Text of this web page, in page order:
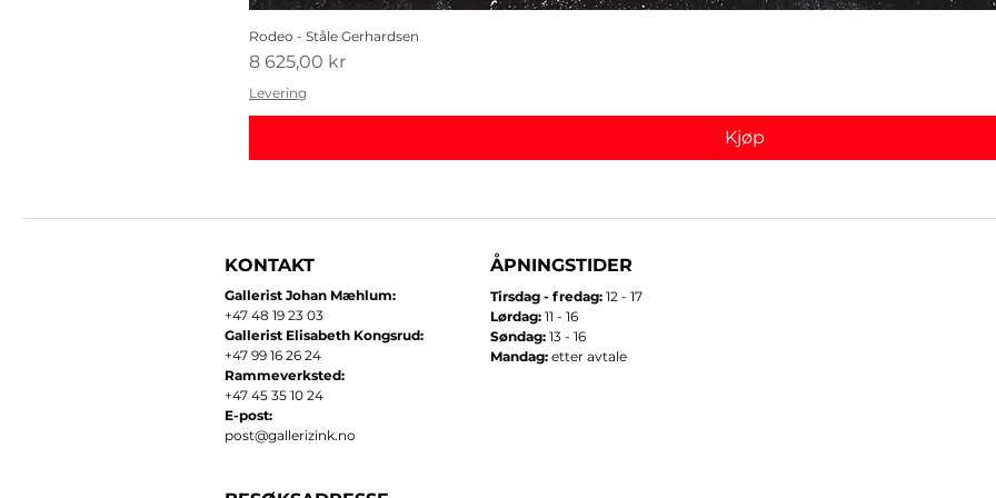
Rodeo - Ståle Gerhardsen
Pris
8 625,00 kr
Levering
Kjøp
KONTAKT
Gallerist Johan Mæhlum:
+47 48 19 23 03
Gallerist Elisabeth Kongsrud:
+47 99 16 26 24
Rammeverksted:
+47 45 35 10 24
E-post:
post@gallerizink.no
ÅPNINGSTIDER
Tirsdag - fredag: 12 - 17
Lørdag: 11 - 16
Søndag: 13 - 16
​Mandag: etter avtale